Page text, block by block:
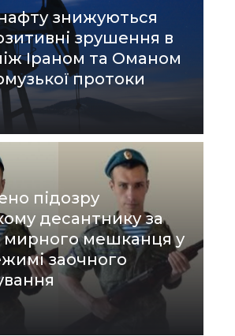
знижуються
зрушення в
Іраном та Оманом
протоки
підозру
десантнику за
мирного мешканця у
заочного